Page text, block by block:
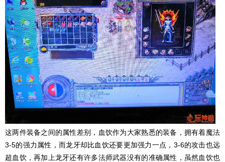
这两件装备之间的属性差别，血饮作为大家熟悉的装备，拥有着魔法
3-5的强力属性，而龙牙却比血饮还要更加强力一点，3-6的攻击也远
超血饮，再加上龙牙还有许多法师武器没有的准确属性，虽然血饮也